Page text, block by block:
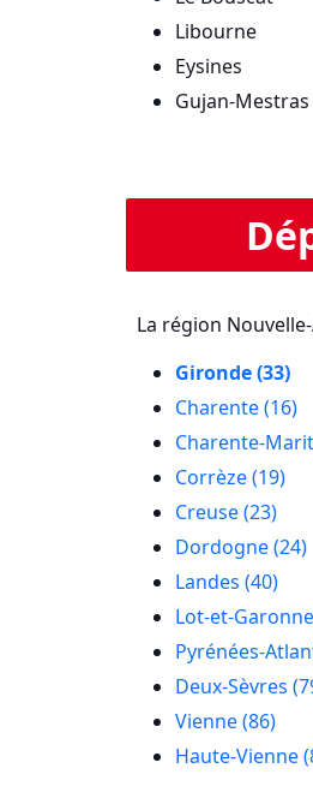
Libourne
Eysines
Gujan-Mestras
La région
Gironde (33)
Charente (16)
Charente-
Corrèze (19)
Creuse (23)
Dordogne (24)
Landes (40)
Lot-et-
Pyrénées-
Deux-Sèvres
Vienne (86)
Haute-Vienne